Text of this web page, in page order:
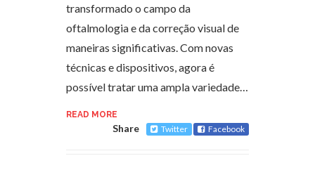
transformado o campo da
oftalmologia e da correção visual de
maneiras significativas. Com novas
técnicas e dispositivos, agora é
possível tratar uma ampla variedade…
READ MORE
Share Twitter Facebook